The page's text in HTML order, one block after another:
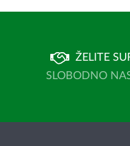
ŽELITE
SLOBODNO